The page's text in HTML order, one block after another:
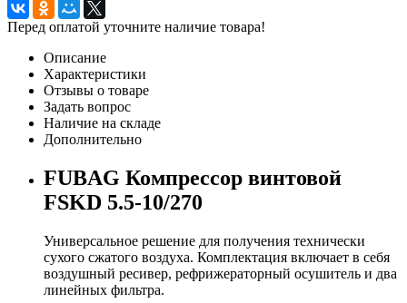
Перед оплатой уточните наличие товара!
Описание
Характеристики
Отзывы о товаре
Задать вопрос
Наличие на складе
Дополнительно
FUBAG Компрессор винтовой
FSKD 5.5-10/270
Универсальное решение для получения технически
сухого сжатого воздуха. Комплектация включает в себя
воздушный ресивер, рефрижераторный осушитель и два
линейных фильтра.